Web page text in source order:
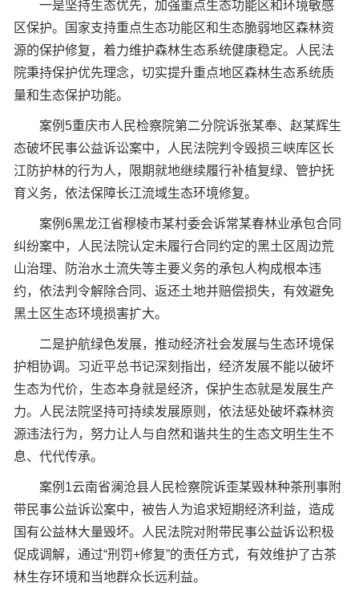
一是坚持生态优先，加强重点生态功能区和环境敏感
区保护。国家支持重点生态功能区和生态脆弱地区森林资
源的保护修复，着力维护森林生态系统健康稳定。人民法
院秉持保护优先理念，切实提升重点地区森林生态系统质
量和生态保护功能。
案例5重庆市人民检察院第二分院诉张某奉、赵某辉生
态破坏民事公益诉讼案中，人民法院判令毁损三峡库区长
江防护林的行为人，限期就地继续履行补植复绿、管护抚
育义务，依法保障长江流域生态环境修复。
案例6黑龙江省穆棱市某村委会诉常某春林业承包合同
纠纷案中，人民法院认定未履行合同约定的黑土区周边荒
山治理、防治水土流失等主要义务的承包人构成根本违
约，依法判令解除合同、返还土地并赔偿损失，有效避免
黑土区生态环境损害扩大。
二是护航绿色发展，推动经济社会发展与生态环境保
护相协调。习近平总书记深刻指出，经济发展不能以破坏
生态为代价，生态本身就是经济，保护生态就是发展生产
力。人民法院坚持可持续发展原则，依法惩处破坏森林资
源违法行为，努力让人与自然和谐共生的生态文明生生不
息、代代传承。
案例1云南省澜沧县人民检察院诉歪某毁林种茶刑事附
带民事公益诉讼案中，被告人为追求短期经济利益，造成
国有公益林大量毁坏。人民法院对附带民事公益诉讼积极
促成调解，通过“刑罚+修复”的责任方式，有效维护了古茶
林生存环境和当地群众长远利益。